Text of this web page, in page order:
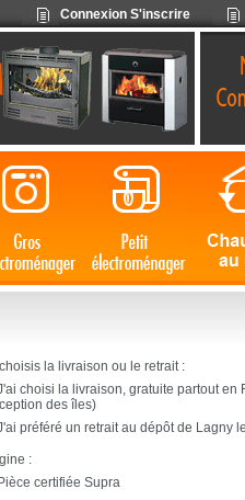
Connexion S'inscrire
la livraison ou le retrait :
choisi la livraison, gratuite partout en
des îles)
préféré un retrait au dépôt de Lagny
:
Pièce certifiée Supra